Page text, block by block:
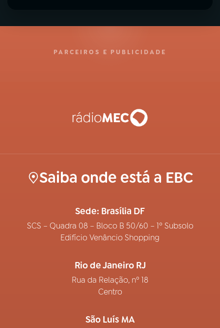
PARCEIROS E PUBLICIDADE
Saiba onde está a EBC
Sede: Brasília DF
SCS – Quadra 08 – Bloco B 50/60 – 1º Subsolo
Edifício Venâncio Shopping
Rio de Janeiro RJ
Rua da Relação, nº 18
Centro
São Luís MA